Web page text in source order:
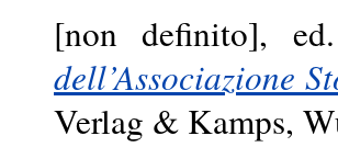
[non definito],
dell’Associazione
Verlag & Kamps,